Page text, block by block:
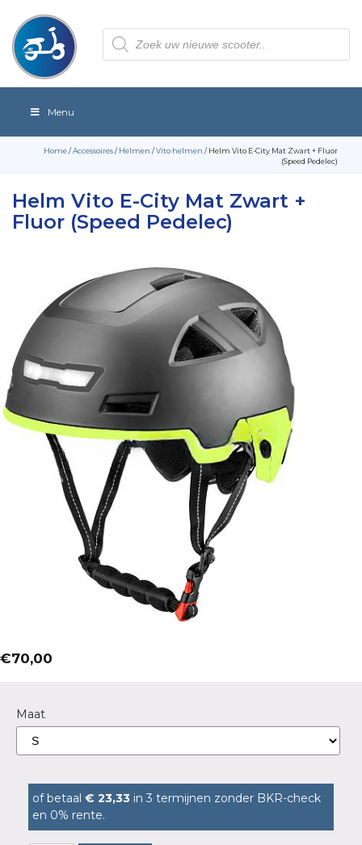
Producten
zoeken
Menu
Home/Accessoires/Helmen /Vito helmen / Helm Vito E-City Mat Zwart + Fluor
(Speed Pedelec)
Helm Vito E-City Mat Zwart +
Fluor (Speed Pedelec)
€70,00
Maat
of betaal € 23,33 in 3 termijnen zonder BKR-check
en 0% rente.